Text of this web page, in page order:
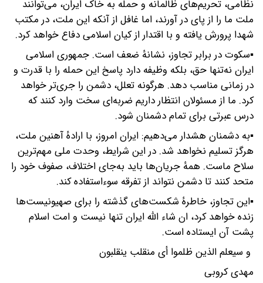
نظامی، تحریم‌های ظالمانه و حمله به خاک ایران، می‌توانند
ملت ما را از پای در آورند، اما غافل از آنکه این ملت، در مکتب
شهدا پرورش یافته و با اقتدار از کیان اسلامی دفاع خواهد کرد.
▪️سکوت در برابر تجاوز، نشانهٔ ضعف است. جمهوری اسلامی
ایران نه‌تنها حق، بلکه وظیفه دارد پاسخ این حمله را با قدرت و
در زمانی مناسب دهد. هرگونه تعلل، دشمن را جری‌تر خواهد
کرد. ما از مسئولان انتظار داریم ضربه‌ای سخت وارد کنند که
درس عبرتی برای تمام دشمنان شود.
▪️به دشمنان هشدار می‌دهیم: ایران امروز، با ارادهٔ آهنین ملت،
هرگز تسلیم نخواهد شد. در این شرایط، وحدت ملی مهم‌ترین
سلاح ماست. همهٔ جریان‌ها باید به‌جای اختلاف، صفوف خود را
متحد کنند تا دشمن نتواند از تفرقه سوءاستفاده کند.
▪️این تجاوز، خاطرهٔ شکست‌های گذشته را برای صهیونیست‌ها
زنده خواهد کرد، ان شاء الله ایران تنها نیست و امت اسلام
پشت آن ایستاده است.
و سیعلم الذین ظلموا أی منقلب ینقلبون
مهدی کروبی